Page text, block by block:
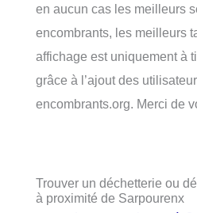
en aucun cas les meilleurs
encombrants, les meilleurs
affichage est uniquement à
grâce à l’ajout des
encombrants.org. Merci de
Trouver un déchetterie ou
à proximité de Sarpourenx